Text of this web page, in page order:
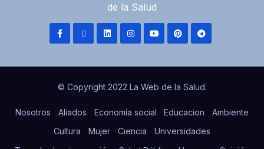
de la Salud
© Copyright 2022 La Web de la Salud.
Nosotros Aliados Economía social Educacion
Ambiente
Cultura
Mujer Ciencia
Universidades